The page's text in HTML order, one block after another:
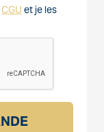
CGU et je les